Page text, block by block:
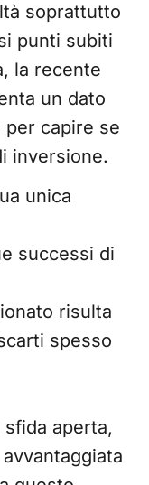
soprattutto
punti subiti
la recente
un dato
capire se
inversione.
unica
successi di
risulta
spesso
aperta,